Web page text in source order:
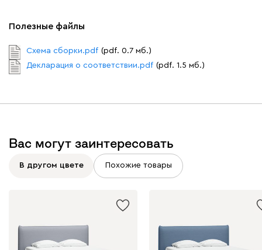
Полезные файлы
Схема сборки.pdf (pdf. 0.7 мб.)
Декларация о соответствии.pdf (pdf. 1.5 мб.)
Вас могут заинтересовать
В другом цвете Похожие товары